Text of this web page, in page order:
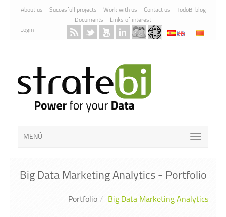
Skip to Content
About us Succesfull projects Work with us Contact us
TodoBI blog
Documents
Links of interest
Login
MENÚ
Big Data Marketing Analytics - Portfolio
Portfolio Big Data Marketing Analytics